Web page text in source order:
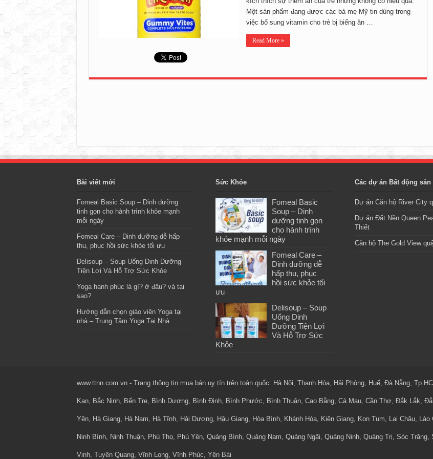
Một sản phẩm đang được các bà mẹ Mỹ tin dùng trong
việc bổ sung vitamin cho trẻ bị biếng ăn …
Read More »
Bài viết mới
Fomeal Basic Soup – Dinh dưỡng
tinh gọn cho hành trình khỏe mạnh
mỗi ngày
Fomeal Care – Dinh dưỡng dễ hấp
thu, phục hồi sức khỏe tối ưu
Delisoup – Soup Uống Dinh Dưỡng
Tiện Lợi Và Hỗ Trợ Sức Khỏe
Yoga hạnh phúc là gì? ở đâu? và tại
sao?
Hướng dẫn chọn giáo viên Yoga tại
nhà – Trung Tâm Yoga Tại Nhà
Sức Khỏe
Fomeal Basic
Soup – Dinh
dưỡng tinh gọn
cho hành trình
khỏe mạnh mỗi ngày
Fomeal Care –
Dinh dưỡng dễ
hấp thu, phục
hồi sức khỏe tối
ưu
Delisoup – Soup
Uống Dinh
Dưỡng Tiện Lợi
Và Hỗ Trợ Sức
Khỏe
Các dự án Bất động sản
Dự án Căn hộ River City
Dự án Đất Nền Queen
Thiết
Căn hộ The Gold View
www.ttnn.com.vn - Trang thông tin mua bán uy tín trên toàn quốc: Hà Nội, Thanh Hóa, Hải Phòng, Huế, Đà Nẵng,
Kạn, Bắc Ninh, Bến Tre, Bình Dương, Bình Định, Bình Phước, Bình Thuận, Cao Bằng, Cà Mau, Cần Thơ, Đắk Lắk,
Yên, Hà Giang, Hà Nam, Hà Tĩnh, Hải Dương, Hậu Giang, Hòa Bình, Khánh Hòa, Kiên Giang, Kon Tum, Lai Châu,
Ninh Bình, Ninh Thuận, Phú Thọ, Phú Yên, Quảng Bình, Quảng Nam, Quảng Ngãi, Quảng Ninh, Quảng Trị, Sóc
Vinh, Tuyên Quang, Vĩnh Long, Vĩnh Phúc, Yên Bái